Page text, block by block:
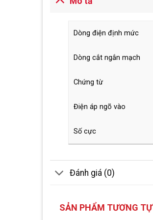
Dòng điện định mức
Dòng cắt ngắn mạch
Chứng từ
Điện áp ngõ vào
Số cực
Đánh giá (0)
SẢN PHẨM TƯƠNG TỰ